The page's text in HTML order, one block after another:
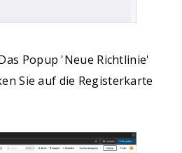
Popup 'Neue Richtlinie'
Sie auf die Registerkarte